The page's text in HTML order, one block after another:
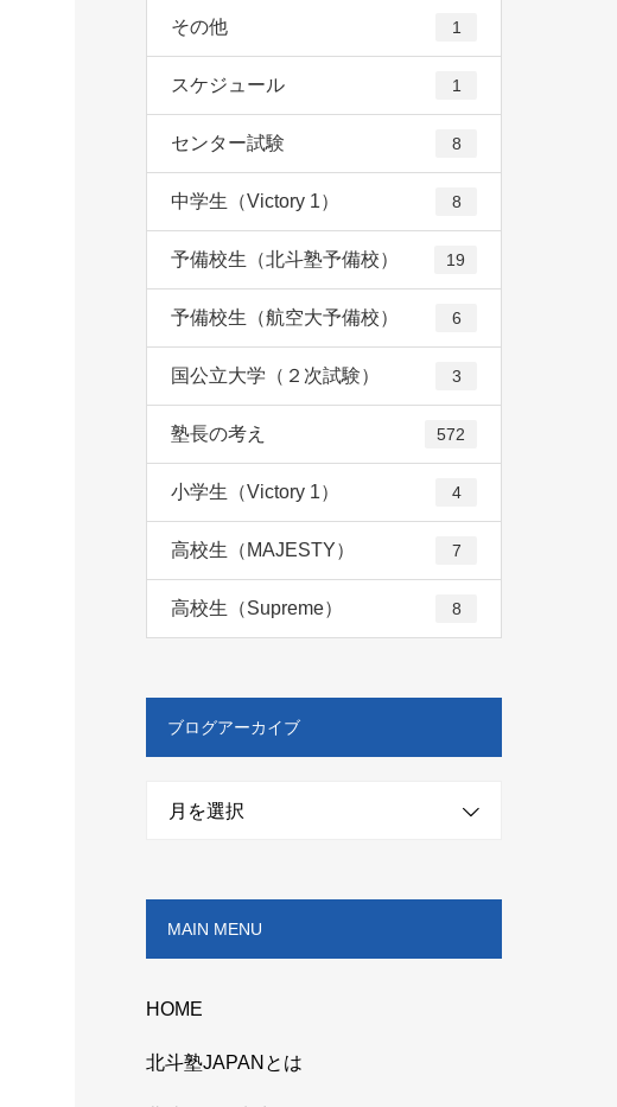
その他 1
スケジュール 1
センター試験 8
中学生（Victory 1） 8
予備校生（北斗塾予備校） 19
予備校生（航空大予備校） 6
国公立大学（２次試験） 3
塾長の考え 572
小学生（Victory 1） 4
高校生（MAJESTY） 7
高校生（Supreme） 8
ブログアーカイブ
月を選択
MAIN MENU
HOME
北斗塾JAPANとは